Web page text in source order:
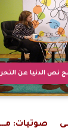
نص الدنيا عن
صوتيات: